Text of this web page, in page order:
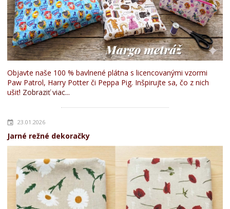
Objavte naše 100 % bavlnené plátna s licencovanými vzormi
Paw Patrol, Harry Potter či Peppa Pig. Inšpirujte sa, čo z nich
ušiť! Zobraziť viac...
23.01.2026
Jarné režné dekoračky